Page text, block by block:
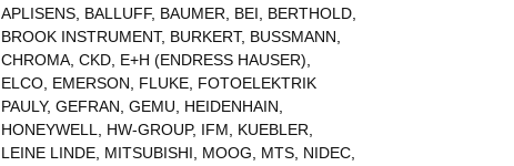
APLISENS BALLUFF, BAUMER BEI BERTHOLD
BROOK INSTRUMENT, BURKERT, BUSSMANN
CHROMA CKD E+H (ENDRESS HAUSER)
ELCO EMERSON FLUKE FOTOELEKTRIK
PAULY, GEFRAN GEMU HEIDENHAIN
HONEYWELL
HW-GROUP, IFM KUEBLER
LEINE LINDE MITSUBISHI MOOG MTS NIDEC